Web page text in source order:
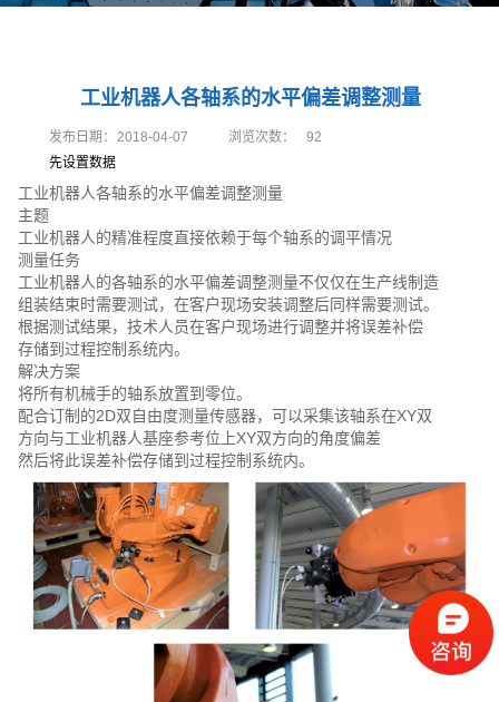
工业机器人各轴系的水平偏差调整测量
发布日期： 2018-04-07 浏览次数：
92
先设置数据
工业机器人各轴系的水平偏差调整测量
主题
工业机器人的精准程度直接依赖于每个轴系的调平情况
测量任务
工业机器人的各轴系的水平偏差调整测量不仅仅在生产线制造
组装结束时需要测试，在客户现场安装调整后同样需要测试。
根据测试结果，技术人员在客户现场进行调整并将误差补偿
存储到过程控制系统内。
解决方案
将所有机械手的轴系放置到零位。
配合订制的2D双自由度测量传感器，可以采集该轴系在XY双
方向与工业机器人基座参考位上XY双方向的角度偏差
然后将此误差补偿存储到过程控制系统内。